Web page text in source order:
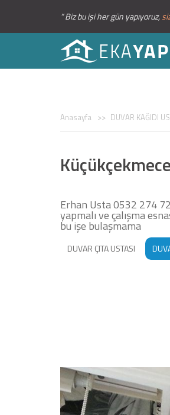
“ Biz bu işi her gün yapıyoruz,
Anasayfa DUVAR KAĞIDI
Erhan Usta 0532 274 72
yapmalı ve çalışma
bu işe bulaşmama
DUVAR ÇITA USTASI